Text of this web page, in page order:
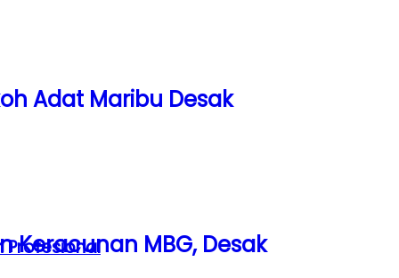
Profesional
Adat Maribu Desak
Keracunan MBG, Desak